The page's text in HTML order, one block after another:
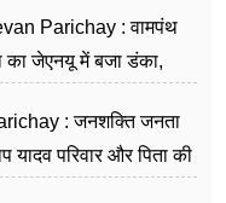
Parichay : वामपंथ
का जेएनयू में बजा डंका,
: जनशक्ति जनता
परिवार और पिता की